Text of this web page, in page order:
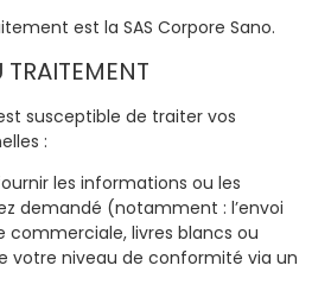
est la SAS Corpore Sano.
susceptible de traiter vos
:
les informations ou les
demandé (notamment : l’envoi
commerciale, livres blancs ou
votre niveau de conformité via un